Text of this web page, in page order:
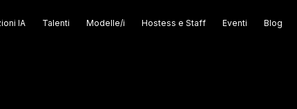
IA Talenti Modelle/i Hostess e Staff Eventi Blog